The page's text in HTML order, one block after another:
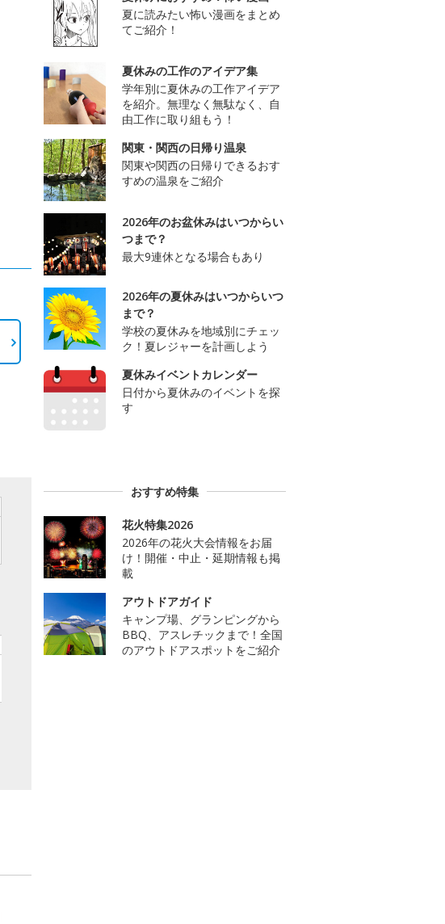
夏に読みたい怖い漫画をまとめ
てご紹介！
夏休みの工作のアイデア集
学年別に夏休みの工作アイデア
を紹介。無理なく無駄なく、自
由工作に取り組もう！
関東・関西の日帰り温泉
関東や関西の日帰りできるおす
すめの温泉をご紹介
2026年のお盆休みはいつからい
つまで？
最大9連休となる場合もあり
2026年の夏休みはいつからいつ
まで？
学校の夏休みを地域別にチェッ
ク！夏レジャーを計画しよう
夏休みイベントカレンダー
日付から夏休みのイベントを探
す
おすすめ特集
花火特集2026
2026年の花火大会情報をお届
け！開催・中止・延期情報も掲
載
アウトドアガイド
キャンプ場、グランピングから
BBQ、アスレチックまで！全国
のアウトドアスポットをご紹介